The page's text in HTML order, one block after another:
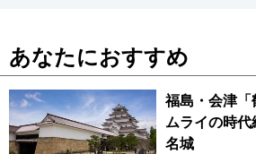
あなたにおすすめ
福島・会津
ムライの時
名城